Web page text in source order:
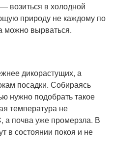
возиться в холодной
природу не каждому по
можно вырваться.
дикорастущих, а
посадки. Собираясь
нужно подобрать такое
температура не
почва уже промерзла. В
в состоянии покоя и не